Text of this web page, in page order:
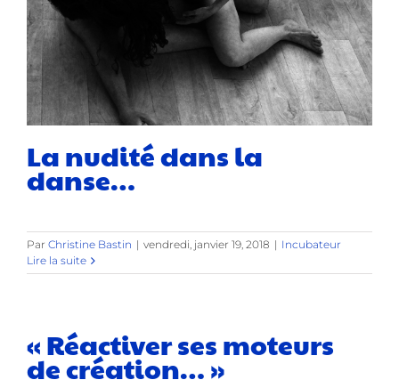
La nudité dans la
danse…
Par Christine Bastin | vendredi, janvier 19, 2018 | Incubateur
Lire la suite
« Réactiver ses moteurs
de création… »